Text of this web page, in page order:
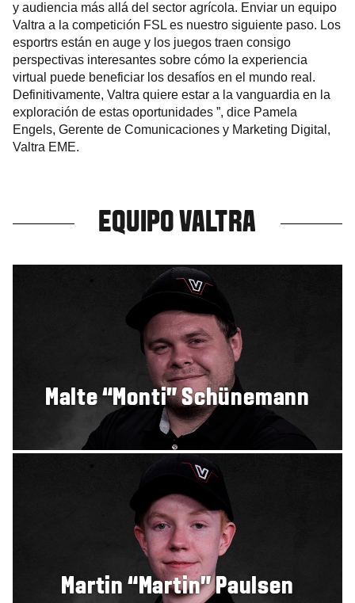
y audiencia más allá del sector agrícola. Enviar un equipo
Valtra a la competición FSL es nuestro siguiente paso. Los
esportrs están en auge y los juegos traen consigo
perspectivas interesantes sobre cómo la experiencia
virtual puede beneficiar los desafíos en el mundo real.
Definitivamente, Valtra quiere estar a la vanguardia en la
exploración de estas oportunidades ”, dice Pamela
Engels, Gerente de Comunicaciones y Marketing Digital,
Valtra EME.
EQUIPO VALTRA
Malte “Monti” Schünemann
Martin “Martin” Paulsen